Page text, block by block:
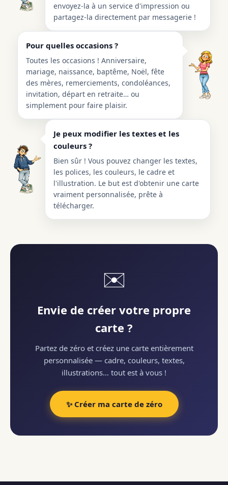
envoyez-la à un service d'impression ou
partagez-la directement par messagerie !
Pour quelles occasions ?
Toutes les occasions ! Anniversaire,
mariage, naissance, baptême, Noël, fête
des mères, remerciements, condoléances,
invitation, départ en retraite… ou
simplement pour faire plaisir.
Je peux modifier les textes et les
couleurs ?
Bien sûr ! Vous pouvez changer les textes,
les polices, les couleurs, le cadre et
l'illustration. Le but est d'obtenir une carte
vraiment personnalisée, prête à
télécharger.
✉️
Envie de créer votre propre
carte ?
Partez de zéro et créez une carte entièrement
personnalisée — cadre, couleurs, textes,
illustrations… tout est à vous !
✨ Créer ma carte de zéro